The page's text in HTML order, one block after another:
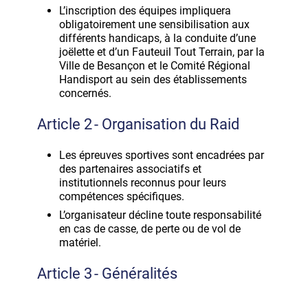
L’inscription des équipes impliquera
obligatoirement une sensibilisation aux
différents handicaps, à la conduite d’une
joëlette et d’un Fauteuil Tout Terrain, par la
Ville de Besançon et le Comité Régional
Handisport au sein des établissements
concernés.
Article 2 - Organisation du Raid
Les épreuves sportives sont encadrées par
des partenaires associatifs et
institutionnels reconnus pour leurs
compétences spécifiques.
L’organisateur décline toute responsabilité
en cas de casse, de perte ou de vol de
matériel.
Article 3 - Généralités